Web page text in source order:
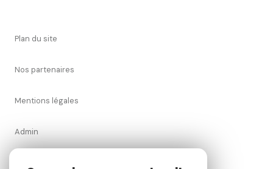
plan du site
nos partenaires
mentions légales
admin